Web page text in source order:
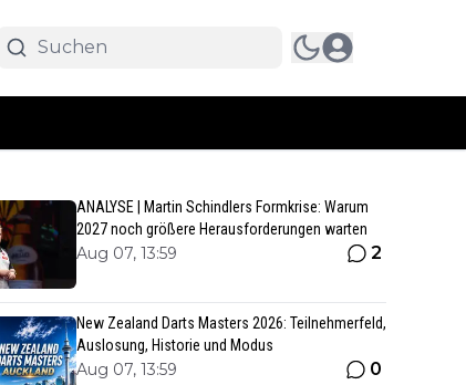
ANALYSE | Martin Schindlers Formkrise: Warum
2027 noch größere Herausforderungen warten
Aug 07, 13:59 2
New Zealand Darts Masters 2026: Teilnehmerfeld,
Auslosung, Historie und Modus
Aug 07, 13:59 0